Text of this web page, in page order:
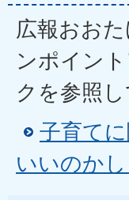
広報おお
ンポイン
クを参照し
子育て
いいのか